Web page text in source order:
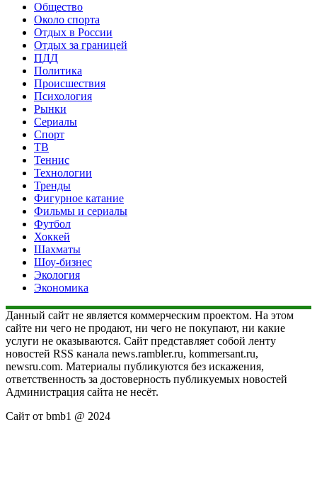
Общество
Около спорта
Отдых в России
Отдых за границей
ПДД
Политика
Происшествия
Психология
Рынки
Сериалы
Спорт
ТВ
Теннис
Технологии
Тренды
Фигурное катание
Фильмы и сериалы
Футбол
Хоккей
Шахматы
Шоу-бизнес
Экология
Экономика
Данный сайт не является коммерческим проектом. На этом
сайте ни чего не продают, ни чего не покупают, ни какие
услуги не оказываются. Сайт представляет собой ленту
новостей RSS канала news.rambler.ru, kommersant.ru,
newsru.com. Материалы публикуются без искажения,
ответственность за достоверность публикуемых новостей
Администрация сайта не несёт.
Сайт от bmb1 @ 2024